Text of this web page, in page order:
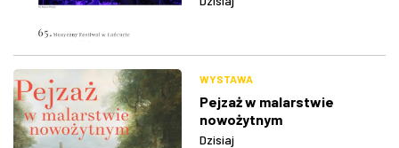
WYSTAWA
Pejzaż w malarstwie
nowożytnym
Dzisiaj